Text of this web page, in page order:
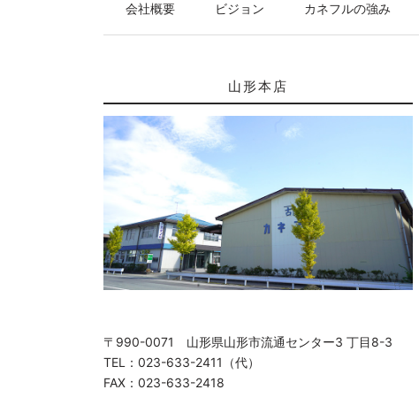
会社概要 ビジョン カネフルの強み
山形本店
〒990-0071 山形県山形市流通センター3 丁目8-3
TEL：023-633-2411（代）
FAX：023-633-2418